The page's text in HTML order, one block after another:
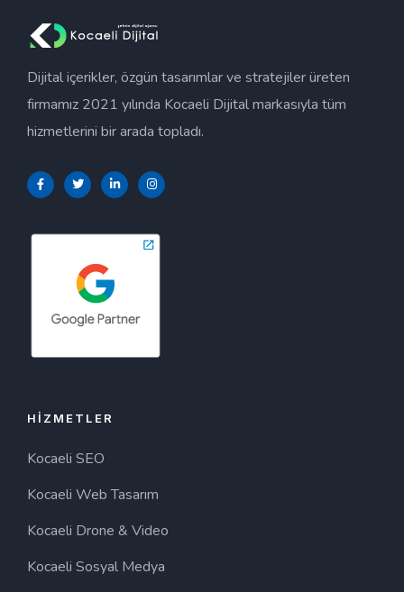
Dijital içerikler, özgün tasarımlar ve stratejiler üreten
firmamız 2021 yılında Kocaeli Dijital markasıyla tüm
hizmetlerini bir arada topladı.
HIZMETLER
Kocaeli SEO
Kocaeli Web Tasarım
Kocaeli Drone & Video
Kocaeli Sosyal Medya